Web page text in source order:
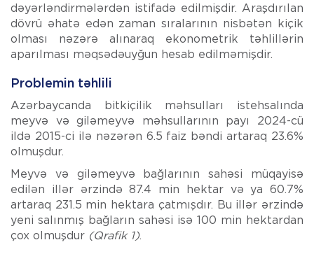
dəyərləndirmələrdən istifadə edilmişdir. Araşdırılan
dövrü əhatə edən zaman sıralarının nisbətən kiçik
olması nəzərə alınaraq ekonometrik təhlillərin
aparılması məqsədəuyğun hesab edilməmişdir.
Problemin təhlili
Azərbaycanda bitkiçilik məhsulları istehsalında
meyvə və giləmeyvə məhsullarının payı 2024-cü
ildə 2015-ci ilə nəzərən 6.5 faiz bəndi artaraq 23.6%
olmuşdur.
Meyvə və giləmeyvə bağlarının sahəsi müqayisə
edilən illər ərzində 87.4 min hektar və ya 60.7%
artaraq 231.5 min hektara çatmışdır. Bu illər ərzində
yeni salınmış bağların sahəsi isə 100 min hektardan
çox olmuşdur (Qrafik 1).